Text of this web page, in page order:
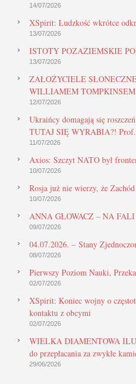
14/07/2026
XSpirit: Ludzkość wkrótce
13/07/2026
ISTOTY POZAZIEMSKIE
13/07/2026
ZAŁOŻYCIELE
WILLIAMEM TOMPKINSEM
12/07/2026
Ukraińcy domagają się
TUTAJ SIĘ WYRABIA?!
11/07/2026
Axios: Szczyt NATO był
10/07/2026
Rosja już nie wierzy, że
10/07/2026
ANNA GŁOWACZ – NA
09/07/2026
04.07.2026. – Stany
08/07/2026
Pierwszy Poziom Nauki,
02/07/2026
XSpirit: Koniec wojny o
kontaktu z obcymi
02/07/2026
WIELKA DIAMENTOWA
do przepłacania za zwykłe
29/06/2026